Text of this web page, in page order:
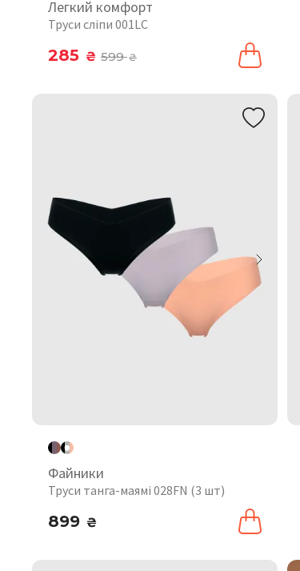
Легкий комфорт
Труси сліпи 001LC
285 ₴ 599₴
Файники
Труси танга-маямі 028FN (3 шт)
899 ₴